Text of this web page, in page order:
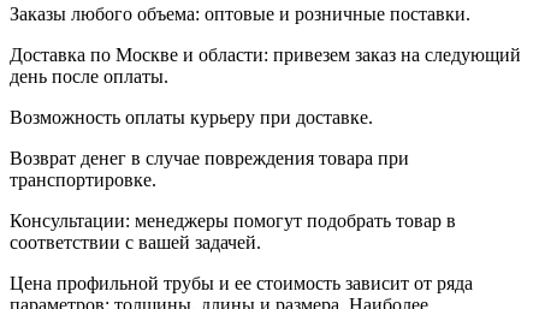
Заказы любого объема: оптовые и розничные поставки.
Доставка по Москве и области: привезем заказ на следующий
день после оплаты.
Возможность оплаты курьеру при доставке.
Возврат денег в случае повреждения товара при
транспортировке.
Консультации: менеджеры помогут подобрать товар в
соответствии с вашей задачей.
Цена профильной трубы и ее стоимость зависит от ряда